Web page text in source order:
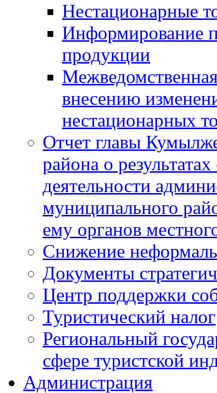
Нестационарные
Информирование
продукции
внесению
нестационарных
Отчет главы
района о
деятельности
муниципального
ему органов
Снижение
Документы
Центр поддержки
Туристический налог
Региональный
сфере туристской
Администрация